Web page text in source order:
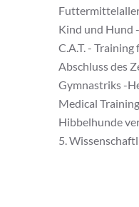
Kind und Hund
C.A.T. -
Abschluss des
Gymnastriks -
Medical
Hibbelhunde
5.